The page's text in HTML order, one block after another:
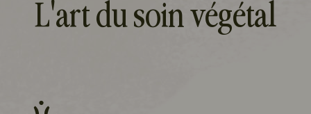
L'art du soin végétal